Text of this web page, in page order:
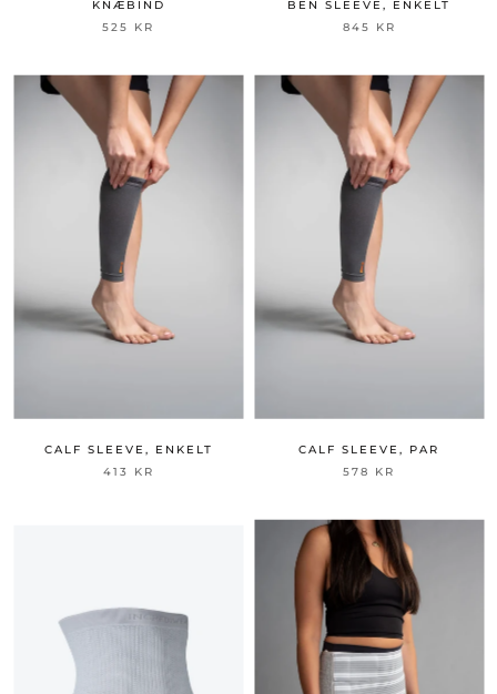
KNÆBIND
525 KR
BEN SLEEVE, ENKELT
845 KR
CALF SLEEVE, ENKELT
413 KR
CALF SLEEVE, PAR
578 KR